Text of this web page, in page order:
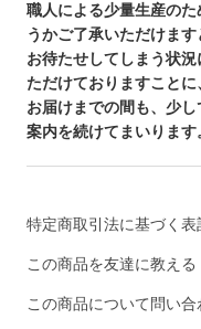
職人による少量生産の
うかご了承いただけます
お待たせしてしまう状
ただけておりますことに
お届けまでの間も、少
案内を続けてまいります
特定商取引法に基づく表
この商品を友達に教える
この商品について問い合